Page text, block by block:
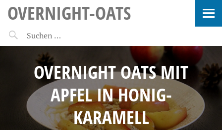
OVERNIGHT-OATS
OVERNIGHT OATS MIT
APFEL IN HONIG-
KARAMELL